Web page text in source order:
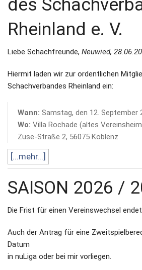
des
Rheinland e. V.
Liebe Schachfreunde, Neuwied,
Hiermit laden wir zur ordentlichen
Schachverbandes Rheinland ein:
Wann: Samstag, den 12. September
Wo: Villa Rochade (altes
Zuse-Straße 2, 56075 Koblenz
[...mehr...]
SAISON 2026 /
Die Frist für einen Vereinswechsel
Auch der Antrag für eine
Datum
in nuLiga oder bei mir vorliegen.